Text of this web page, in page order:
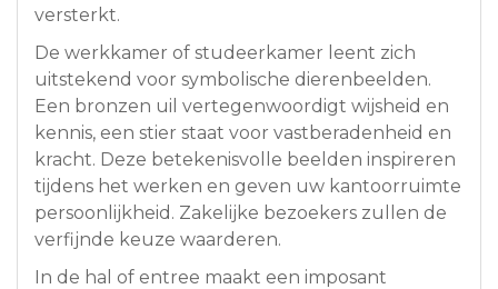
versterkt.
De werkkamer of studeerkamer leent zich
uitstekend voor symbolische dierenbeelden.
Een bronzen uil vertegenwoordigt wijsheid en
kennis, een stier staat voor vastberadenheid en
kracht. Deze betekenisvolle beelden inspireren
tijdens het werken en geven uw kantoorruimte
persoonlijkheid. Zakelijke bezoekers zullen de
verfijnde keuze waarderen.
In de hal of entree maakt een imposant